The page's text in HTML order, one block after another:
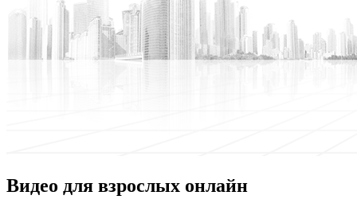
Видео для взрослых онлайн